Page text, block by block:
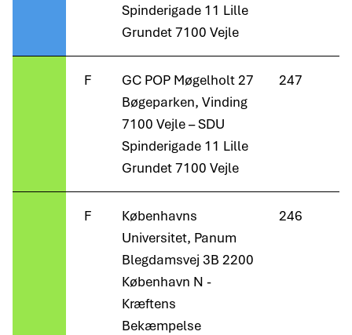
Spinderigade 11 Lille
Grundet 7100 Vejle
F
GC POP Møgelholt 27
Bøgeparken, Vinding
7100 Vejle – SDU
Spinderigade 11 Lille
Grundet 7100 Vejle
247
F
Københavns
Universitet, Panum
Blegdamsvej 3B 2200
København N -
Kræftens
Bekæmpelse
246